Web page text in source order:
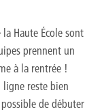
Haute École sont
prennent un
à la rentrée !
reste bien
de débuter